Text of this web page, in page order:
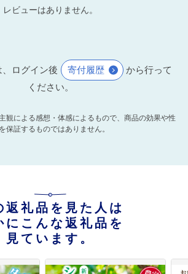
レビューはありません。
ログイン後 寄付履歴
から行って
ください。
観による感想・体感によるもので、商品の効果や性
保証するものではありません。
返礼品を見た人は
にこんな返礼品を
見ています。